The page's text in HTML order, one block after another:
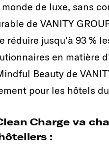
de luxe, sans
de VANITY
réduire jusqu'à 93 %
en matière
Beauty de
pour les hôtels
Charge va
: